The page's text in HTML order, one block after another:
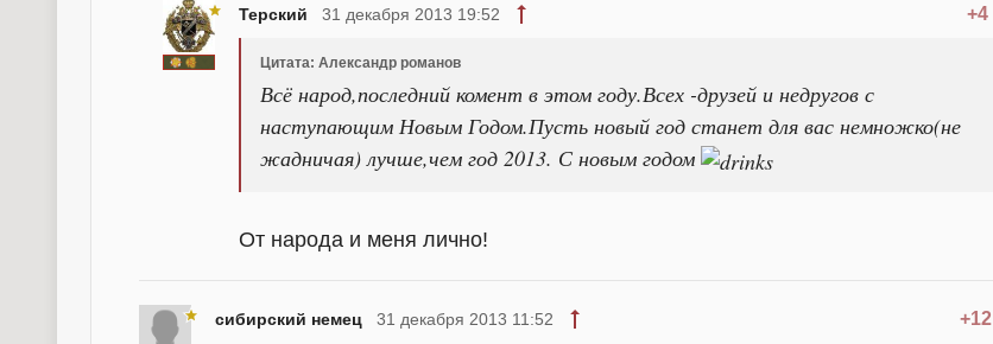
Терский +4
31 декабря 2013 19:52
Цитата: Александр романов
Всё народ,последний комент в этом году.Всех -друзей и недругов с
наступающим Новым Годом.Пусть новый год станет для вас немножко(не
жадничая) лучше,чем год 2013. С новым годом
От народа и меня лично!
сибирский немец +12
31 декабря 2013 11:52